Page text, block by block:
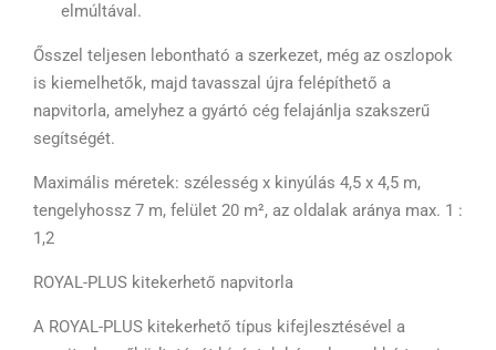
elmúltával.
Ősszel teljesen lebontható a szerkezet, még az oszlopok
is kiemelhetők, majd tavasszal újra felépíthető a
napvitorla, amelyhez a gyártó cég felajánlja szakszerű
segítségét.
Maximális méretek: szélesség x kinyúlás 4,5 x 4,5 m,
tengelyhossz 7 m, felület 20 m², az oldalak aránya max. 1 :
1,2
ROYAL-PLUS kitekerhető napvitorla
A ROYAL-PLUS kitekerhető típus kifejlesztésével a